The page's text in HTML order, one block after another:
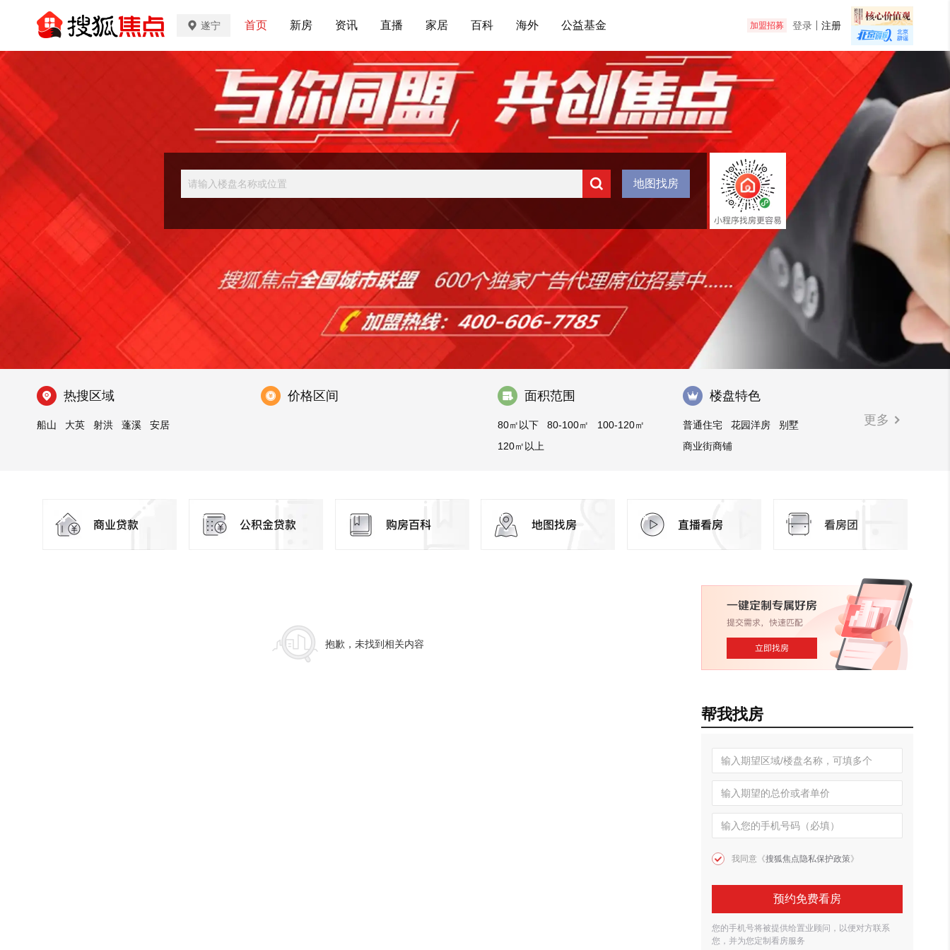
遂宁 首页 新房 资讯 直播 家居 百科 海外 公益基金 加盟招募 登录 注册
地图找房
热搜区域
船山 大英 射洪 蓬溪 安居
价格区间 面积范围
80㎡以下 80-100㎡
100-120㎡
120㎡以上
楼盘特色
普通住宅 花园洋房
别墅
商业街商铺
更多
抱歉，未找到相关内容
帮我找房
我同意《搜狐焦点隐私保护政策》
预约免费看房
您的手机号将被提供给置业顾问，以便对方联系
您，并为您定制看房服务